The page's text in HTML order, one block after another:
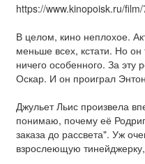
https://www.kinopoisk.ru/
В целом, кино неплохое.
меньше всех, кстати. Но
ничего особенного. За
Оскар. И он проиграл
Джульет Льис произвела
понимаю, почему её
заказа до рассвета". Уж
взрослеющую